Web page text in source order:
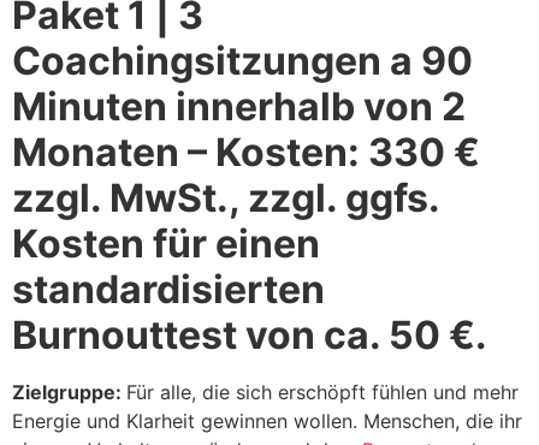
Paket 1 | 3
Coachingsitzungen a 90
Minuten innerhalb von 2
Monaten – Kosten: 330 €
zzgl. MwSt., zzgl. ggfs.
Kosten für einen
standardisierten
Burnouttest von ca. 50 €.
Zielgruppe: Für alle, die sich erschöpft fühlen und mehr
Energie und Klarheit gewinnen wollen. Menschen, die ihr